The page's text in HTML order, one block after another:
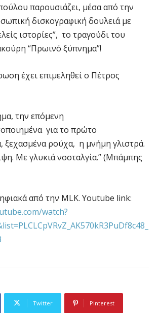
παρουσιάζει, μέσα από την
δισκογραφική δουλειά με
ιστορίες”, το τραγούδι του
“Πρωινό ξύπνημα”!
έχει επιμεληθεί ο Πέτρος
την επόμενη
για το πρώτο
ξεχασμένα ρούχα, η μνήμη γλιστρά.
Με γλυκιά νοσταλγία.” (Μπάμπης
από την MLK. Youtube link:
watch?
Twitter Pinterest